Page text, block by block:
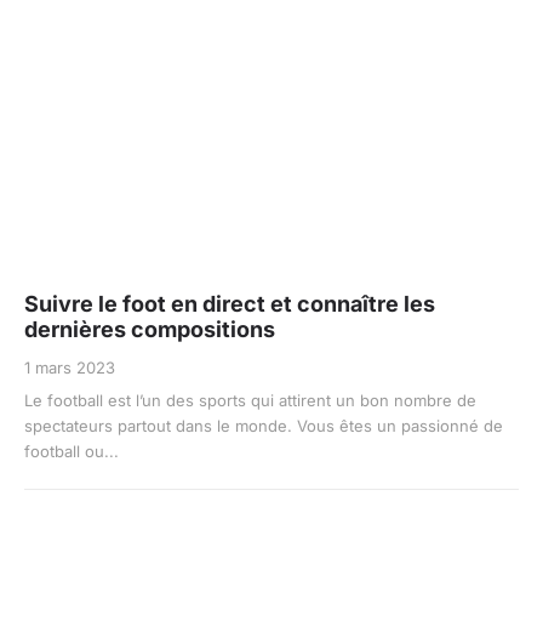
Suivre le foot en direct et connaître les
dernières compositions
1 mars 2023
Le football est l’un des sports qui attirent un bon nombre de
spectateurs partout dans le monde. Vous êtes un passionné de
football ou...